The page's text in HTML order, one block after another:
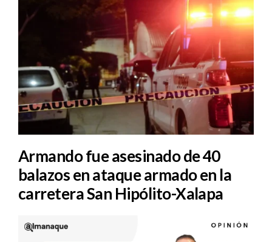
Armando fue asesinado de 40
balazos en ataque armado en la
carretera San Hipólito-Xalapa